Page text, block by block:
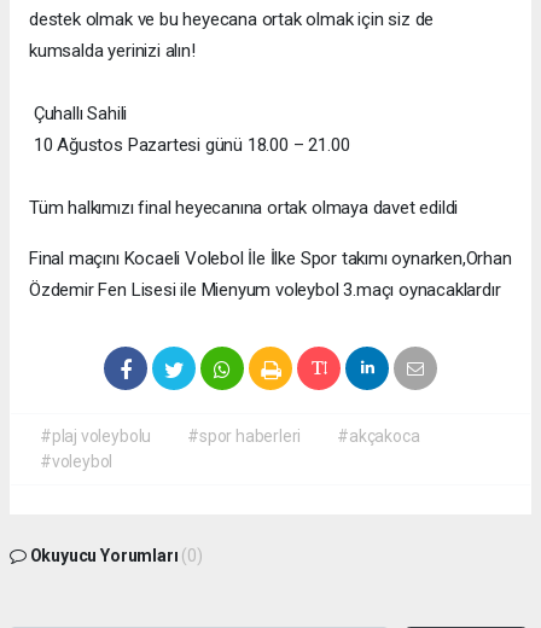
destek olmak ve bu heyecana ortak olmak için siz de
kumsalda yerinizi alın!
Çuhallı Sahili
10 Ağustos Pazartesi günü 18.00 – 21.00
Tüm halkımızı final heyecanına ortak olmaya davet edildi
Final maçını Kocaeli Volebol İle İlke Spor takımı oynarken,Orhan
Özdemir Fen Lisesi ile Mienyum voleybol 3.maçı oynacaklardır
#plaj voleybolu #spor haberleri
#akçakoca
#voleybol
Okuyucu Yorumları (0)